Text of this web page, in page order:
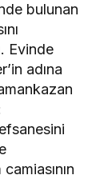
bulunan
Evinde
adına